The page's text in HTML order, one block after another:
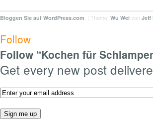
Bloggen Sie auf WordPress.com . | Theme: Wu Wei von Jeff
Follow
Follow “Kochen für
Get every new post